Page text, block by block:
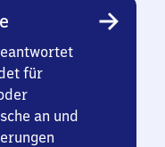
für
an und